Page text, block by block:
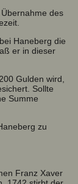
des
Haneberg die
er in dieser
Gulden wird,
Sollte
Summe
zu
Franz Xaver